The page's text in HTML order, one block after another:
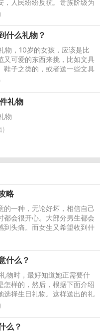
，人民纷纷反抗。贵族阶级为
众和基督教徒。是时有一位
什么礼物？
物，10岁的女孩，应该是比
又可爱的东西来挑，比如文具
鞋子之类的，或者送一些文具
的，不然女孩子的心思比较
礼物
物
略
的一种，无论好坏，相信自己
都会很开心。大部分男生都会
到头痛。而女生又希望收到什
所以我想我站在女生的角度
什么？
物时，最好知道她正需要什
怎样的，然后，根据下面介绍
选择生日礼物。这样送出的礼
。投资所好，投其所需，才
么？